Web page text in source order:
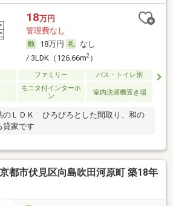
18万円
管理費なし
18万円
なし
/ 3LDK（126.66m2）
ファミリー バス・トイレ別
モニタ付インターホ
ン
室内洗濯機置き場
のＬＤＫ ひろびろとした間取り、和の
貸家です
都市伏見区向島吹田河原町 築18年